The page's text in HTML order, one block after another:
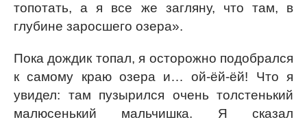
топотать, а я все же загляну, что там, в
глубине заросшего озера».
Пока дождик топал, я осторожно подобрался
к самому краю озера и… ой-ёй-ёй! Что я
увидел: там пузырился очень толстенький
малюсенький мальчишка. Я сказал